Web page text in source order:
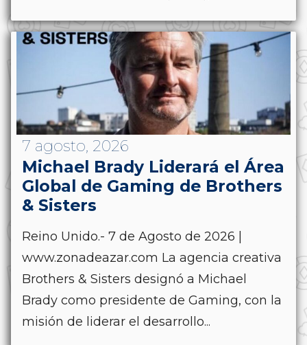
7 agosto, 2026
Michael Brady Liderará el Área
Global de Gaming de Brothers
& Sisters
Reino Unido.- 7 de Agosto de 2026 |
www.zonadeazar.com La agencia creativa
Brothers & Sisters designó a Michael
Brady como presidente de Gaming, con la
misión de liderar el desarrollo...